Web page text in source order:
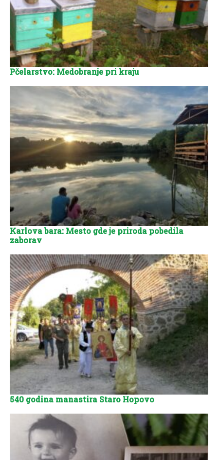
Pčelarstvo: Medobranje pri kraju
Karlova bara: Mesto gde je priroda pobedila
zaborav
540 godina manastira Staro Hopovo